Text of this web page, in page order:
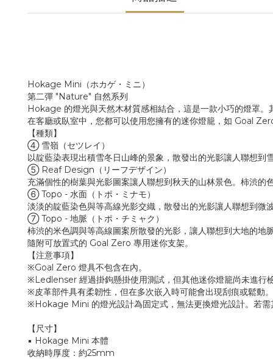
Hokage Mini（ホカゲ・ミニ）
第二彈 "Nature" 自然系列
Hokage 的燈光與天然木材質感相結合，這是一款小巧的燈罩。
在客廳或臥室中，您都可以使用您擁有的迷你燈籠，如 Goal
【種類】
④ 雪嶺（セツレイ）
以靛藍染表現出積雪冬日山峰的景象，散發出的光影讓人聯想到
⑤ Reaf Design（リーフデザイン）
充滿個性的樹葉與光影圖案讓人聯想到秋天的山林景色。柿渋的
⑥ Topo - 水面（トポ・ミナモ）
淡淡的靛藍染色與等高線光影交織，散發出的光影讓人聯想到微
⑦ Topo - 地脈（トポ・チミャク）
柿渋的米色調與等高線圖案所散發的光影，讓人聯想到大地的地
隨附可放置式的 Goal Zero 專用迷你支架。
【注意事項】
※Goal Zero 燈具不包含在內。
※Ledlenser 經過掛鉤懸掛使用測試，但其他迷你燈籠尚未進行
※皮革部件具有柔韌性，但在多次嵌入時可能會出現刮痕或鬆動。
※Hokage Mini 的燈光設計為固定式，無法更換燈光設計。若需
【尺寸】
▪︎ Hokage Mini 本體
收納時厚度：約25mm